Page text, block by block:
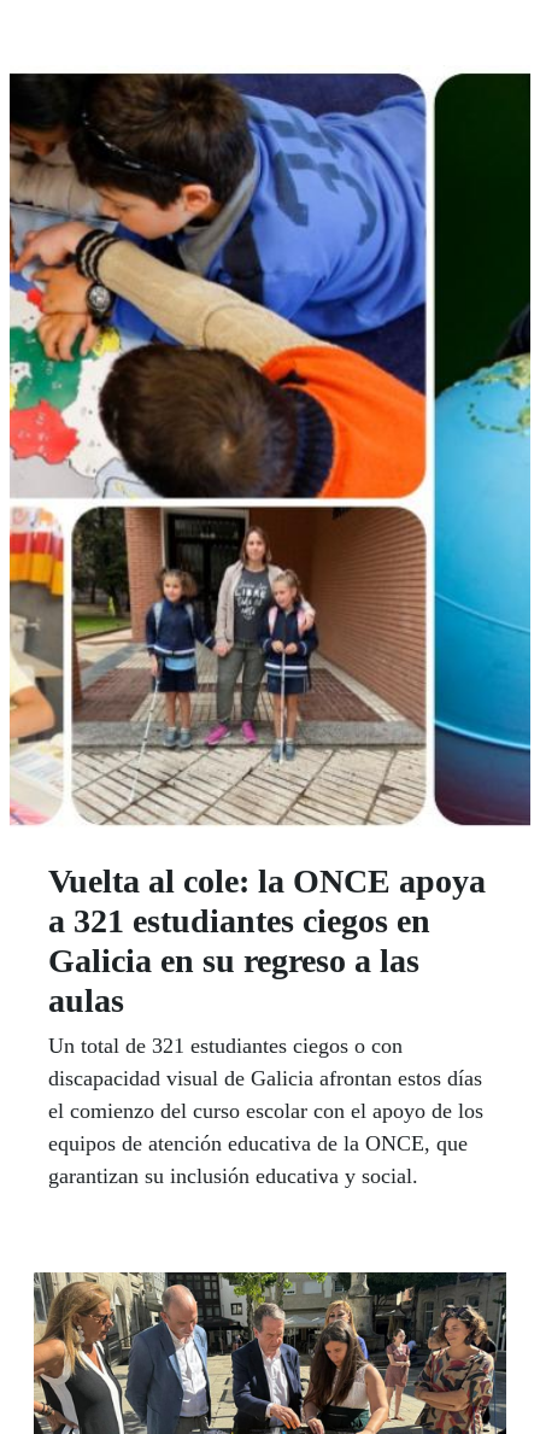
Vuelta al cole: la ONCE apoya
a 321 estudiantes ciegos en
Galicia en su regreso a las
aulas
Un total de 321 estudiantes ciegos o con
discapacidad visual de Galicia afrontan estos días
el comienzo del curso escolar con el apoyo de los
equipos de atención educativa de la ONCE, que
garantizan su inclusión educativa y social.